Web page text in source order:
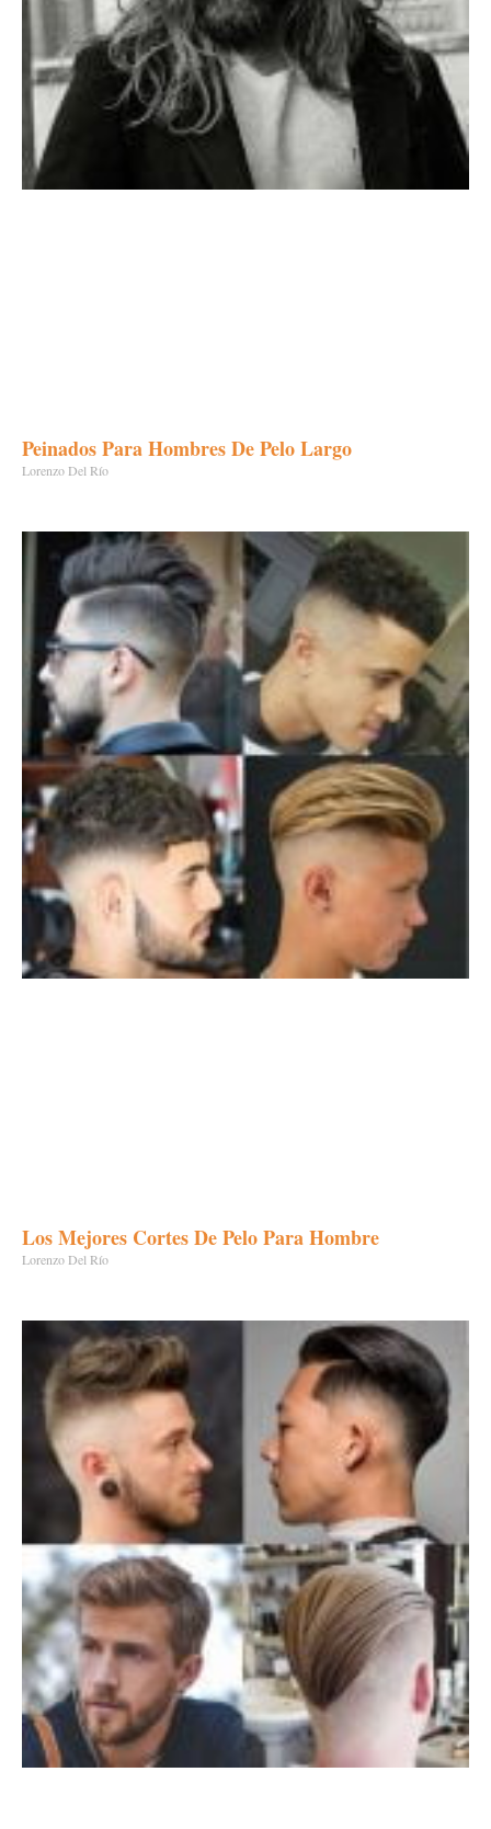
Peinados Para Hombres De Pelo Largo
Lorenzo Del Río
Los Mejores Cortes De Pelo Para Hombre
Lorenzo Del Río